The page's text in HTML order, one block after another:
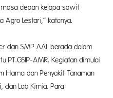
depan kelapa sawit
Agro Lestari,” katanya.
dan SMP AAL berada dalam
PT.GSIP-AMR. Kegiatan dimulai
Hama dan Penyakit Tanaman
dan Lab Kimia. Para